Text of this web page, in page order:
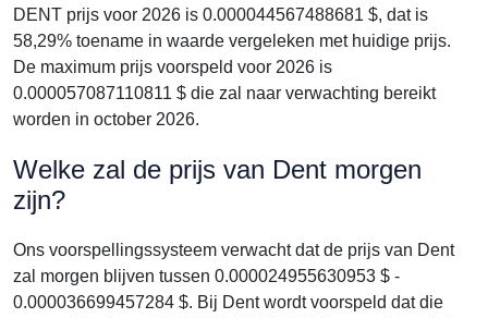
DENT prijs voor 2026 is 0.000044567488681 $, dat is
58,29% toename in waarde vergeleken met huidige prijs.
De maximum prijs voorspeld voor 2026 is
0.000057087110811 $ die zal naar verwachting bereikt
worden in october 2026.
Welke zal de prijs van Dent morgen
zijn?
Ons voorspellingssysteem verwacht dat de prijs van Dent
zal morgen blijven tussen 0.000024955630953 $ -
0.000036699457284 $. Bij Dent wordt voorspeld dat die